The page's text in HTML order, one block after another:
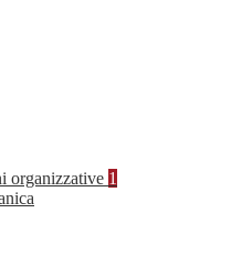
organizzative 1